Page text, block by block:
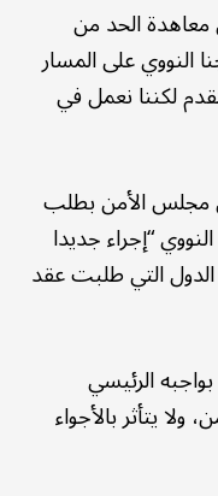
معاهدة الحد من
النووي علی المسار
لكننا نعمل في
مجلس الأمن بطلب
“إجراء جدیدا
التي طلبت عقد
الرئیسي
یتأثر بالأجواء